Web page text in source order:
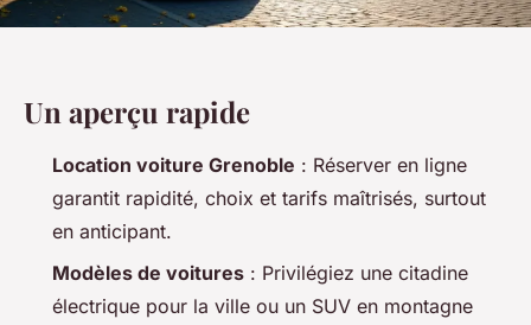
Un aperçu rapide
Location voiture Grenoble : Réserver en ligne
garantit rapidité, choix et tarifs maîtrisés, surtout
en anticipant.
Modèles de voitures : Privilégiez une citadine
électrique pour la ville ou un SUV en montagne